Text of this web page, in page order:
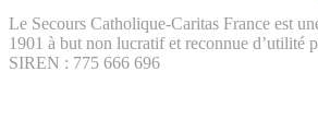
Le Secours Catholique-Caritas France est
1901 à but non lucratif et reconnue d’utilité
SIREN : 775 666 696